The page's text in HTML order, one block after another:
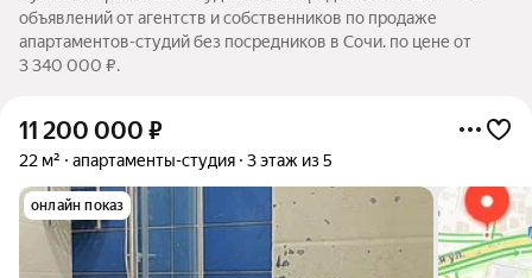
объявлений от агентств и собственников по продаже
апартаментов-студий без посредников в Сочи. по цене от
3 340 000 ₽.
11 200 000 ₽
22 м² апартаменты-студия 3 этаж из 5
онлайн показ